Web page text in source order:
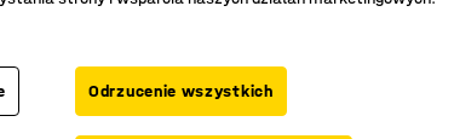
Pełna kontrola
Odrzucenie wszystkich